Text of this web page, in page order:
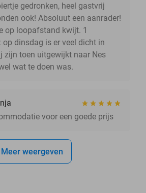
gedronken, heel gastvrij
ook! Absoluut een aanrader!
op loopafstand kwijt. 1
op dinsdag is er veel dicht in
zijn toen uitgewijkt naar Nes
wat te doen was.
voor een goede prijs
Meer weergeven